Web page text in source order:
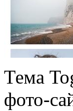
Тема
фото-